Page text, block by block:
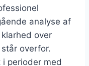
analyse af
over
overfor.
perioder med